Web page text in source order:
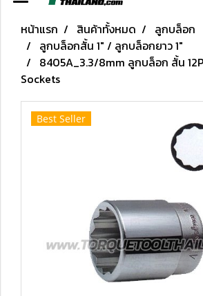
หน้าแรก สินค้าทั้งหมด
ลูกบล็อก
ลูกบล็อกสั้น 1" / ลูกบล็อกยาว 1"
8405A_3.3/8mm ลูกบล็อก สั้น 12P
Sockets
Best Seller